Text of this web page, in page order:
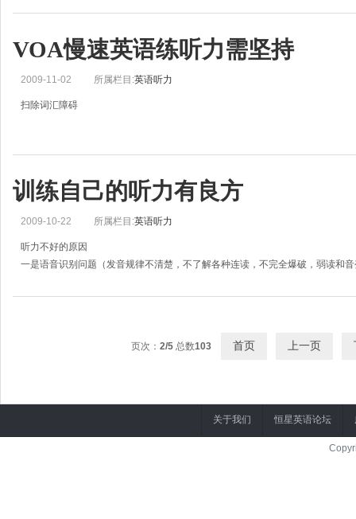
VOA慢速英语练听力需坚持
2009-11-02 所属栏目:英语听力
扫除词汇障碍
因词汇而导致的听力障碍可谓是势在必行。所以要首先解决生词问题。
训练自己的听力有良方
2009-10-22 所属栏目:英语听力
听力不好的原因
一是语音识别问题（发音规律不清楚，不了解各种连读，不完全爆破，弱读和
页次： 2/5 总数103 首页 上一页
关于我们 恒星英语论坛